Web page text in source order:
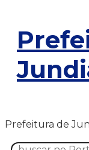
Prefeitura de